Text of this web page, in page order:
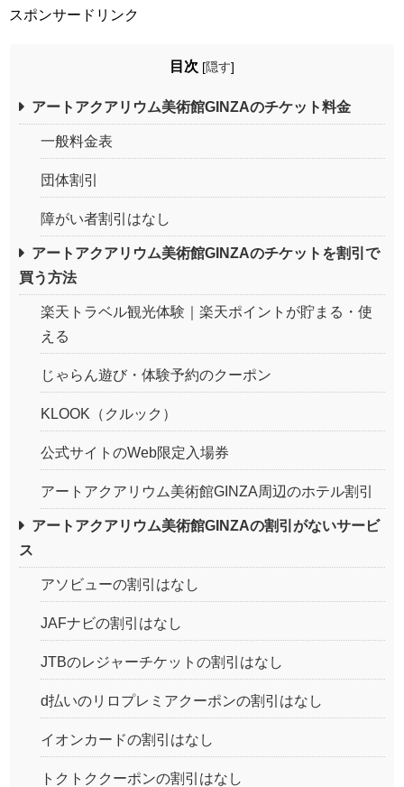
スポンサードリンク
目次 [隠す]
アートアクアリウム美術館GINZAのチケット料金
一般料金表
団体割引
障がい者割引はなし
アートアクアリウム美術館GINZAのチケットを割引で
買う方法
楽天トラベル観光体験｜楽天ポイントが貯まる・使
える
じゃらん遊び・体験予約のクーポン
KLOOK（クルック）
公式サイトのWeb限定入場券
アートアクアリウム美術館GINZA周辺のホテル割引
アートアクアリウム美術館GINZAの割引がないサービ
ス
アソビューの割引はなし
JAFナビの割引はなし
JTBのレジャーチケットの割引はなし
d払いのリロプレミアクーポンの割引はなし
イオンカードの割引はなし
トクトククーポンの割引はなし